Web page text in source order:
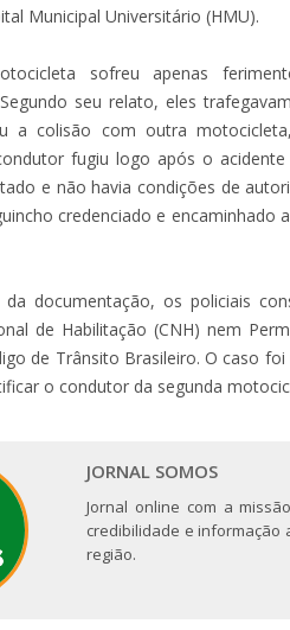
Municipal Universitário (HMU).
sofreu apenas
seu relato, eles
a colisão com outra
fugiu logo após o
e não havia condições de
credenciado e encaminhado
da documentação, os policiais
de Habilitação (CNH) nem
de Trânsito Brasileiro. O caso
o condutor da segunda
JORNAL SOMOS
Jornal online com a
credibilidade e informação
região.